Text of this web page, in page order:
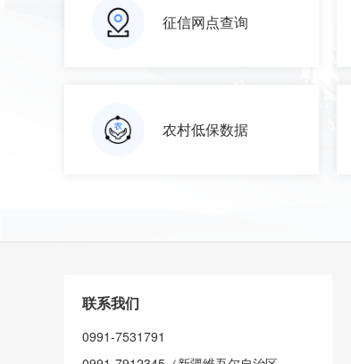
征信网点查询
农村低保数据
联系我们
0991-7531791